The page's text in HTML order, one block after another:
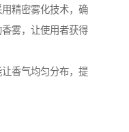
精密雾化技术，确
雾，让使用者获得
香气均匀分布，提